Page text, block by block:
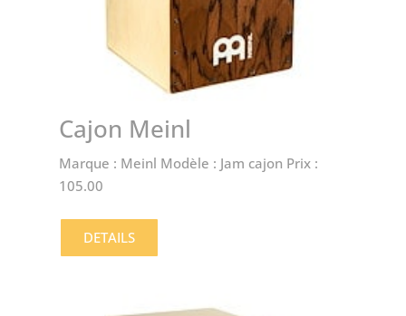
Cajon Meinl
Marque : Meinl Modèle : Jam cajon Prix :
105.00
DETAILS